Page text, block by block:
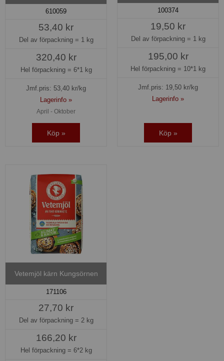
610059
53,40 kr
Del av förpackning = 1 kg
320,40 kr
Hel förpackning = 6*1 kg
Jmf.pris: 53,40 kr/kg
Lagerinfo »
April - Oktober
Köp »
100374
19,50 kr
Del av förpackning = 1 kg
195,00 kr
Hel förpackning = 10*1 kg
Jmf.pris: 19,50 kr/kg
Lagerinfo »
Köp »
Vetemjöl kärn Kungsörnen
171106
27,70 kr
Del av förpackning = 2 kg
166,20 kr
Hel förpackning = 6*2 kg